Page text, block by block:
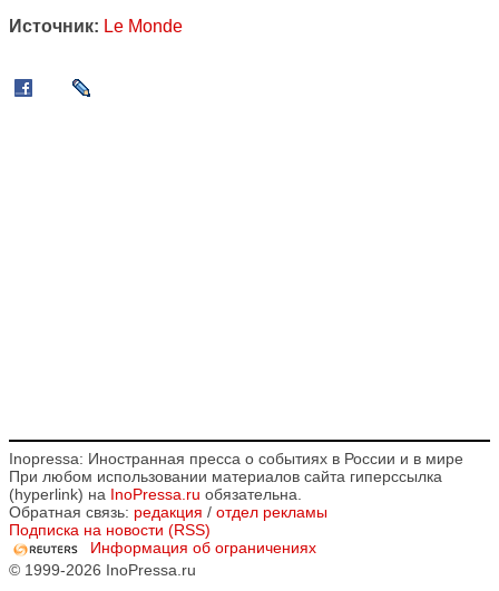
Источник: Le Monde
Inopressa: Иностранная пресса о событиях в России и в мире
При любом использовании материалов сайта гиперссылка
(hyperlink) на InoPressa.ru обязательна.
Обратная связь: редакция / отдел рекламы
Подписка на новости (RSS)
Информация об ограничениях
© 1999-2026 InoPressa.ru